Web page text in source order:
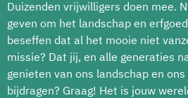
Duizenden vrijwilligers doen mee.
geven om het landschap en
beseffen dat al het mooie niet
missie? Dat jij, en alle generaties
genieten van ons landschap en
bijdragen? Graag! Het is jouw